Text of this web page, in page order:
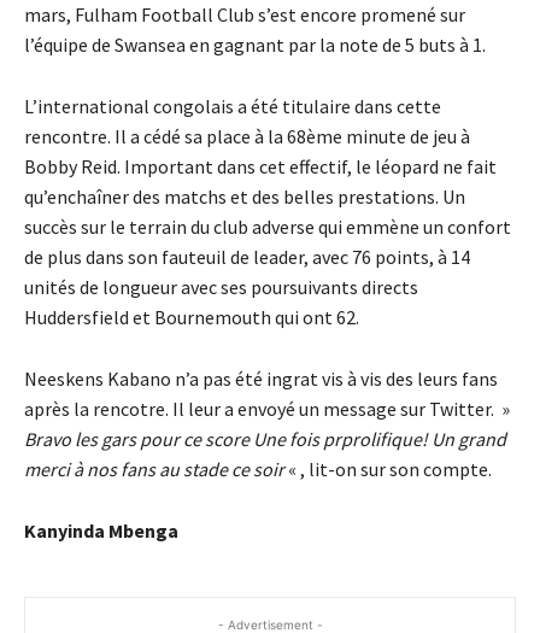
mars, Fulham Football Club s’est encore promené sur
l’équipe de Swansea en gagnant par la note de 5 buts à 1.
L’international congolais a été titulaire dans cette
rencontre. Il a cédé sa place à la 68ème minute de jeu à
Bobby Reid. Important dans cet effectif, le léopard ne fait
qu’enchaîner des matchs et des belles prestations. Un
succès sur le terrain du club adverse qui emmène un confort
de plus dans son fauteuil de leader, avec 76 points, à 14
unités de longueur avec ses poursuivants directs
Huddersfield et Bournemouth qui ont 62.
Neeskens Kabano n’a pas été ingrat vis à vis des leurs fans
après la rencotre. Il leur a envoyé un message sur Twitter. »
Bravo les gars pour ce score Une fois prprolifique! Un grand
merci à nos fans au stade ce soir« , lit-on sur son compte.
Kanyinda Mbenga
- Advertisement -